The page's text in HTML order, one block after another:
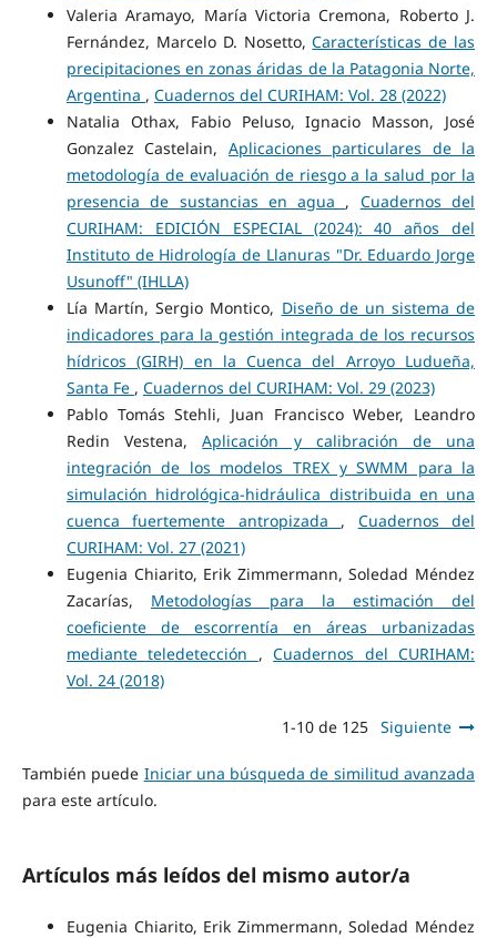
Valeria Aramayo, María Victoria Cremona, Roberto J.
Fernández, Marcelo D. Nosetto,Características de las
precipitaciones en zonas áridas de la Patagonia Norte,
Argentina , Cuadernos del CURIHAM: Vol. 28 (2022)
Natalia Othax, Fabio Peluso, Ignacio Masson, José
Gonzalez Castelain, Aplicaciones particulares de la
metodología de evaluación de riesgo a la salud por la
presencia de sustancias en agua , Cuadernos del
CURIHAM: EDICIÓN ESPECIAL (2024): 40 años del
Instituto de Hidrología de Llanuras "Dr. Eduardo Jorge
Usunoff" (IHLLA)
Lía Martín, Sergio Montico, Diseño de un sistema de
indicadores para la gestión integrada de los recursos
hídricos (GIRH) en la Cuenca del Arroyo Ludueña,
Santa Fe , Cuadernos del CURIHAM: Vol. 29 (2023)
Pablo Tomás Stehli, Juan Francisco Weber, Leandro
Redin Vestena,Aplicación y calibración de una
integración de los modelos TREX y SWMM para la
simulación hidrológica-hidráulica distribuida en una
cuenca fuertemente antropizada , Cuadernos del
CURIHAM: Vol. 27 (2021)
Eugenia Chiarito, Erik Zimmermann, Soledad Méndez
Zacarías, Metodologías para la estimación del
coeficiente de escorrentía en áreas urbanizadas
mediante teledetección ,Cuadernos del CURIHAM:
Vol. 24 (2018)
1-10 de 125 Siguiente
También puede Iniciar una búsqueda de similitud avanzada
para este artículo.
Artículos más leídos del mismo autor/a
Eugenia Chiarito, Erik Zimmermann, Soledad Méndez